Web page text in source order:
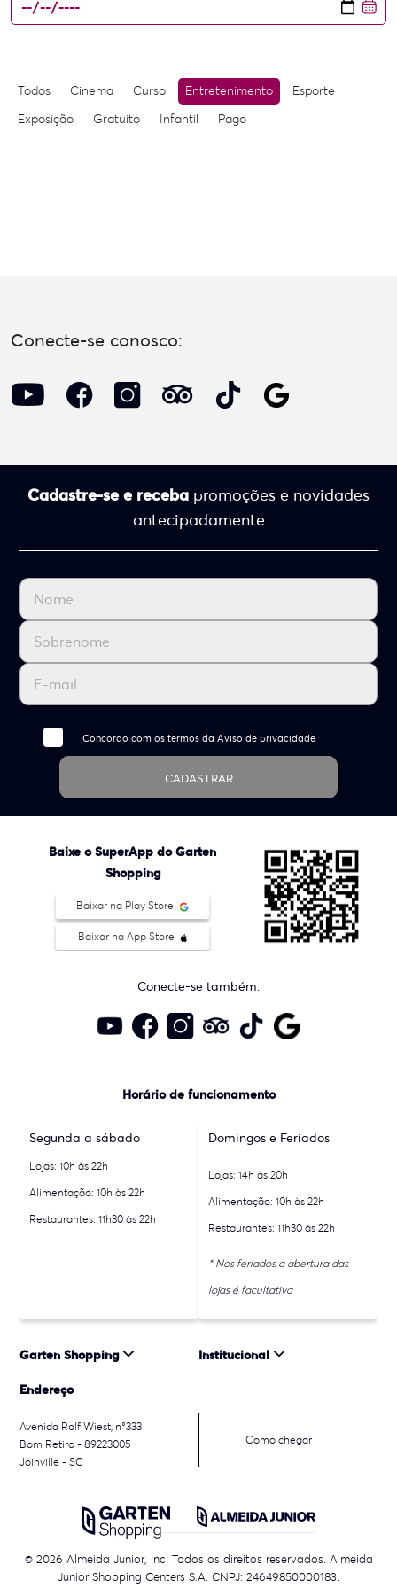
Todos Cinema Curso Entretenimento
Esporte
Exposição
Gratuito Infantil Pago
Conecte-se conosco:
Cadastre-se e receba promoções e novidades
antecipadamente
Concordo com os termos daAviso de privacidade
CADASTRAR
Baixe o SuperApp do Garten
Shopping
Baixar na Play Store
Baixar na App Store
Conecte-se também:
Horário de funcionamento
Segunda a sábado
Lojas: 10h às 22h
Alimentação: 10h às 22h
Restaurantes: 11h30 às 22h
Domingos e Feriados
Lojas: 14h às 20h
Alimentação: 10h às 22h
Restaurantes: 11h30 às 22h
* Nos feriados a abertura das
lojas é facultativa
Garten Shopping Institucional
Endereço
Avenida Rolf Wiest, n°333
Bom Retiro - 89223005
Joinville - SC
Como chegar
© 2026 Almeida Junior, Inc. Todos os direitos reservados. Almeida
Junior Shopping Centers S.A. CNPJ: 24649850000183.